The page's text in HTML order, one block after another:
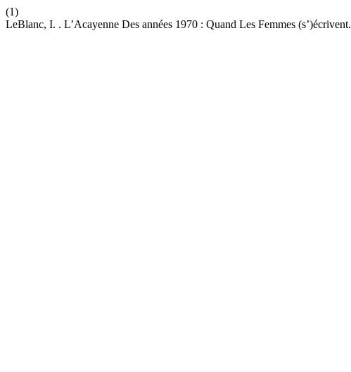
(1)
LeBlanc, I. . L’Acayenne Des années 1970 : Quand Les Femmes (s’)écrivent.